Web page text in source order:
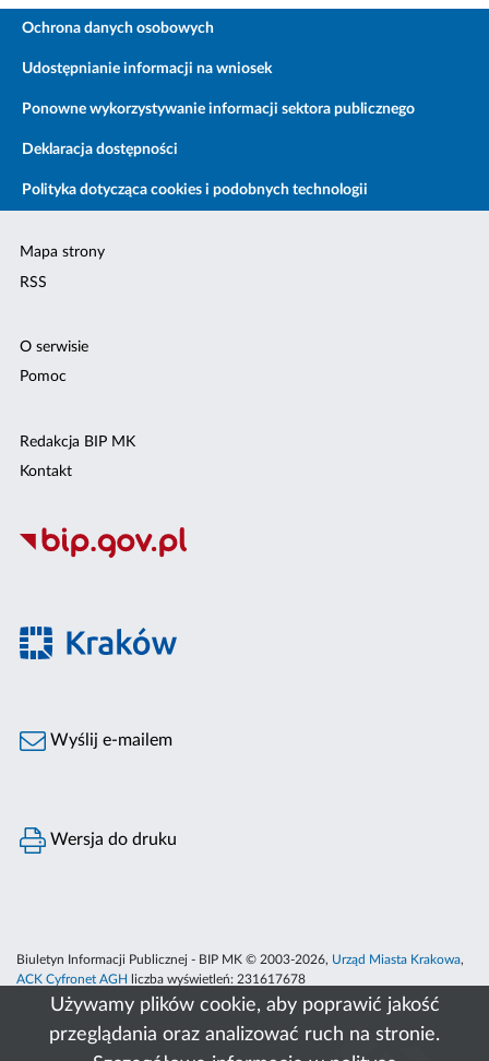
Używamy plików cookie, aby poprawić jakość
przeglądania oraz analizować ruch na stronie.
Ochrona danych osobowych
Udostępnianie informacji na wniosek
Ponowne wykorzystywanie informacji sektora publicznego
Deklaracja dostępności
Polityka dotycząca cookies i podobnych technologii
Mapa strony
RSS
O serwisie
Pomoc
Redakcja BIP MK
Kontakt
Wyślij e-mailem
Wersja do druku
Biuletyn Informacji Publicznej - BIP MK © 2003-2026, Urząd Miasta Krakowa,
ACK Cyfronet AGH
liczba wyświetleń: 231617678